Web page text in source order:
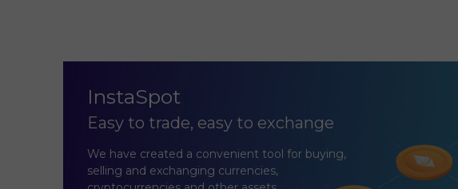
InstaSpot
Easy to trade, easy to exchange
We have created a convenient tool for buying,
selling and exchanging currencies,